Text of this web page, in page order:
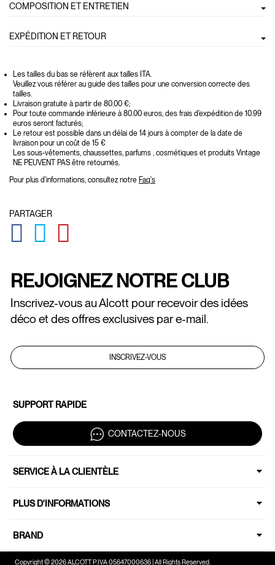
COMPOSITION ET ENTRETIEN
EXPÉDITION ET RETOUR
Les tailles du bas se réfèrent aux tailles ITA.
Veuillez vous référer au guide des tailles pour une conversion correcte des
tailles.
Livraison gratuite à partir de 80.00 €;
Pour toute commande inférieure à 80.00 euros, des frais d'expédition de 10.99
euros seront facturés;
Le retour est possible dans un délai de 14 jours à compter de la date de
livraison pour un coût de 15 €
Les sous-vêtements, chaussettes, parfums , cosmétiques et produits Vintage
NE PEUVENT PAS être retournés.
Pour plus d'informations, consultez notre Faq's
PARTAGER
GLOBAL.SOCIALSHARE.FACEBOOK
GLOBAL.SOCIALSHARE.TWITTER
REJOIGNEZ NOTRE CLUB
Inscrivez-vous au Alcott pour recevoir des idées
déco et des offres exclusives par e-mail.
INSCRIVEZ-VOUS
SUPPORT RAPIDE
CONTACTEZ-NOUS
SERVICE À LA CLIENTÈLE
PLUS D'INFORMATIONS
BRAND
Copyright © 2026 ALCOTT P.IVA 05647000636 | All Rights Reserved.